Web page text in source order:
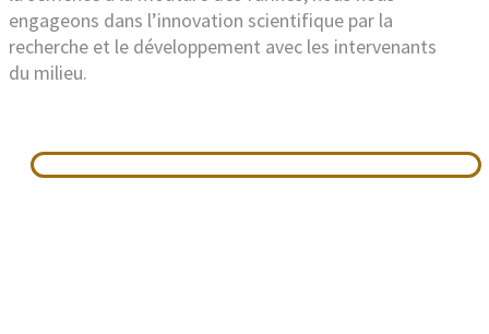
engageons dans l’innovation scientifique par la
recherche et le développement avec les intervenants
du milieu.